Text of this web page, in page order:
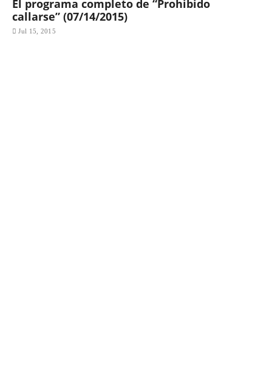
El programa completo de “Prohibido
callarse” (07/14/2015)
Jul 15, 2015